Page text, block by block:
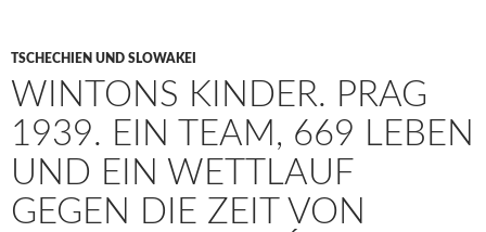
TSCHECHIEN UND SLOWAKEI
WINTONS KINDER. PRAG
1939. EIN TEAM, 669 LEBEN
UND EIN WETTLAUF
GEGEN DIE ZEIT VON